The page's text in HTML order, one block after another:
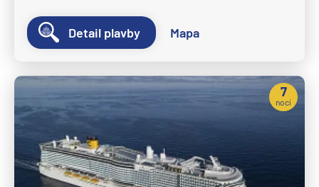
Detail plavby Mapa
7
nocí